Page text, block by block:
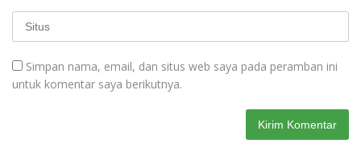
Simpan nama, email, dan situs web saya pada peramban ini
untuk komentar saya berikutnya.